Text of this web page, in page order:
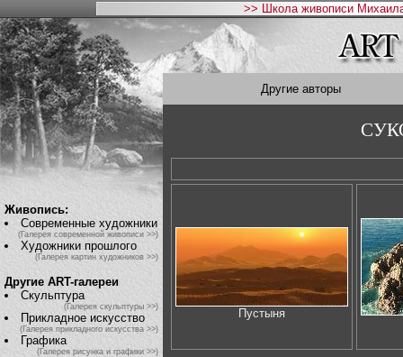
>> Школа живописи
Живопись:
Современные художники
(Галерея современной живописи >>)
Художники прошлого
(Галерея картин художников >>)
Другие ART-галереи
Скульптура
(Галерея скульптуры >>)
Прикладное искусство
(Галерея прикладного искусства >>)
Графика
(Галерея рисунка и графики >>)
Другие авторы
Пустыня